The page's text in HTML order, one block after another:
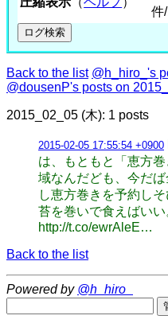
件
Back to the list @h_hiro_'s
@dousenP's posts on
2015_02_05 (木): 1 posts
2015-02-05 17:55:54 +0900
は、もともと「恵方
域なんだども、今だ
し恵方巻きを予約し
苔を巻いで食えばいい
http://t.co/ewrAleE…
Back to the list
Powered by @h_hiro_